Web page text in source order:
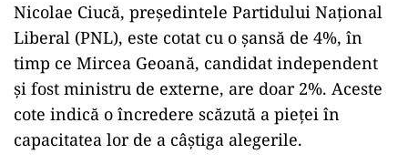
Nicolae Ciucă, președintele Partidului Național
Liberal (PNL), este cotat cu o șansă de 4%, în
timp ce Mircea Geoană, candidat independent
și fost ministru de externe, are doar 2%. Aceste
cote indică o încredere scăzută a pieței în
capacitatea lor de a câștiga alegerile.